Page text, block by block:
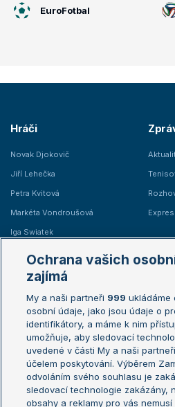
EuroFotbal
Hráči
Novak Djokovič
Jiří Lehečka
Petra Kvitová
Markéta Vondroušová
Iga Swiatek
Žebříčky
Žebříček ATP (muži)
Žebříček WTA (ženy)
Sázkařský žebříček
US
Turnaj
Turnaj
Ochrana vašich
zajímá
My a naši partneři 999 ukládáme
osobní údaje, jako jsou údaje o
identifikátory, a máme k nim
umožňuje, aby sledovací
uvedené v části My a naši
účelem poskytování. Výběrem
odvoláním svého souhlasu je
sledovací technologie zakázány,
obsahy a reklamy pro vás